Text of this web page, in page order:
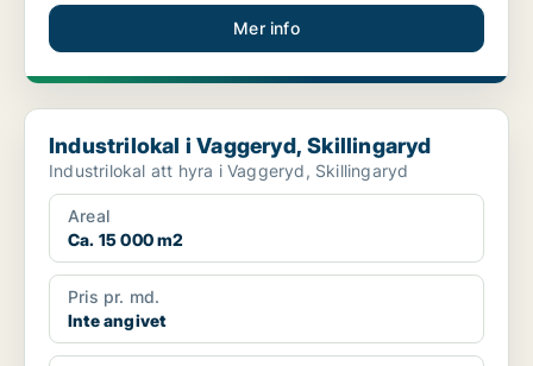
Mer info
Industrilokal i Vaggeryd, Skillingaryd
Industrilokal i Vaggeryd, Skillingaryd
Industrilokal att hyra i Vaggeryd, Skillingaryd
Areal
Ca. 15 000 m2
Pris pr. md.
Inte angivet